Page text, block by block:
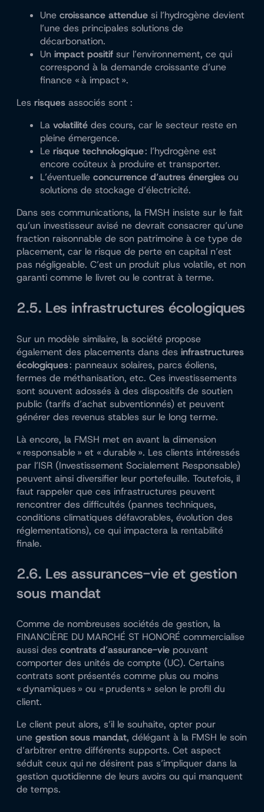
Une croissance attendue si l’hydrogène devient
l’une des principales solutions de
décarbonation.
Un impact positif sur l’environnement, ce qui
correspond à la demande croissante d’une
finance « à impact ».
Les risques associés sont :
La volatilité des cours, car le secteur reste en
pleine émergence.
Le risque technologique: l’hydrogène est
encore coûteux à produire et transporter.
L’éventuelle concurrence d’autres énergies ou
solutions de stockage d’électricité.
Dans ses communications, la FMSH insiste sur le fait
qu’un investisseur avisé ne devrait consacrer qu’une
fraction raisonnable de son patrimoine à ce type de
placement, car le risque de perte en capital n’est
pas négligeable. C’est un produit plus volatile, et non
garanti comme le livret ou le contrat à terme.
2.5. Les infrastructures écologiques
Sur un modèle similaire, la société propose
également des placements dans des infrastructures
écologiques: panneaux solaires, parcs éoliens,
fermes de méthanisation, etc. Ces investissements
sont souvent adossés à des dispositifs de soutien
public (tarifs d’achat subventionnés) et peuvent
générer des revenus stables sur le long terme.
Là encore, la FMSH met en avant la dimension
« responsable » et « durable ». Les clients intéressés
par l’ISR (Investissement Socialement Responsable)
peuvent ainsi diversifier leur portefeuille. Toutefois, il
faut rappeler que ces infrastructures peuvent
rencontrer des difficultés (pannes techniques,
conditions climatiques défavorables, évolution des
réglementations), ce qui impactera la rentabilité
finale.
2.6. Les assurances-vie et gestion
sous mandat
Comme de nombreuses sociétés de gestion, la
FINANCIÈRE DU MARCHÉ ST HONORÉ commercialise
aussi des contrats d’assurance-vie pouvant
comporter des unités de compte (UC). Certains
contrats sont présentés comme plus ou moins
« dynamiques » ou « prudents » selon le profil du
client.
Le client peut alors, s’il le souhaite, opter pour
une gestion sous mandat, délégant à la FMSH le soin
d’arbitrer entre différents supports. Cet aspect
séduit ceux qui ne désirent pas s’impliquer dans la
gestion quotidienne de leurs avoirs ou qui manquent
de temps.